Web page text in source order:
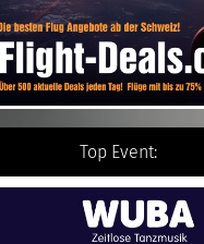
Top Event: